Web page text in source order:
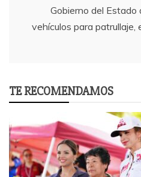
Gobierno del
vehículos para
TE RECOMENDAMOS